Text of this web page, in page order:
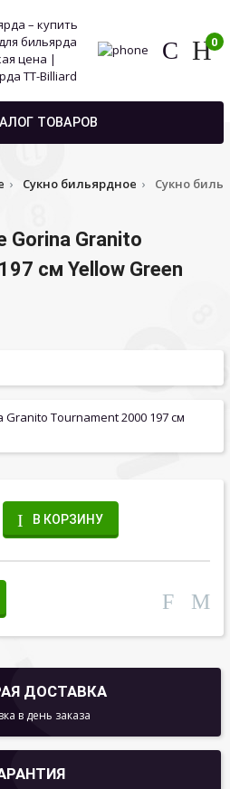
0
ТОВАРОВ
Сукно бильярдное Сукно
Gorina Granito
см Yellow Green
В КОРЗИНУ
ДОСТАВКА
в день заказа